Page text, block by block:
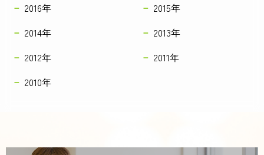
2016年
2015年
2014年
2013年
2012年
2011年
2010年